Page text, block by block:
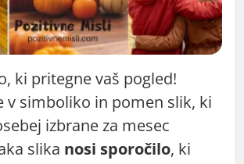
ki pritegne vaš pogled!
v simboliko in pomen slik, ki
izbrane za mesec
slika nosi sporočilo, ki